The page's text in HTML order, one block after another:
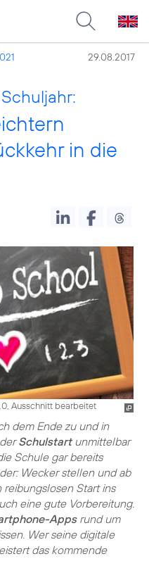
29.08.2017
in die
Ausschnitt bearbeitet
dem Ende zu und in
Schulstartunmittelbar
Schule gar bereits
Wecker stellen und ab
Start ins
eine gute Vorbereitung.
Appsrund um
Wer seine digitale
das kommende